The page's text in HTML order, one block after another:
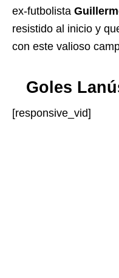
ex-futbolista
resistido al inicio y
con este valioso
Goles
[responsive_vid]